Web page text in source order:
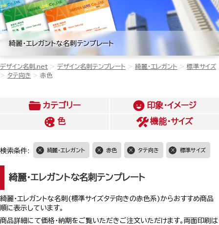
綺麗・エレガントな名刺テンプレート
デザイン名刺.net デザイン名刺テンプレート 綺麗・エレガント
標準サイズ
タテ向き
赤色
カテゴリー
印象・イメージ
色
機能・サイズ
検索条件: 綺麗・エレガント 赤色 タテ向き 標準サイズ
綺麗・エレガントな名刺テンプレート
綺麗・エレガントな名刺(標準サイズタテ向きの赤色系)からおすすめ商品
順に表示しています。
商品詳細にて価格・納期をご覧いただきご注文いただけます。両面印刷は